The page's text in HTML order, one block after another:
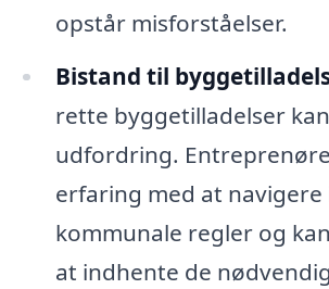
opstår misforståelser.
Bistand til
rette byggetilladelser
udfordring.
erfaring med at navigere
kommunale regler og
at indhente de